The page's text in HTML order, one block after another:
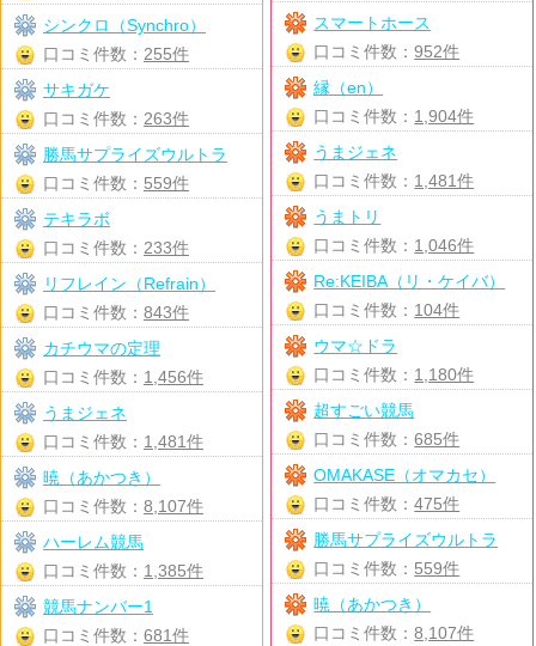
スマートホース
口コミ件数：952件
縁（en）
口コミ件数： 1,904件
うまジェネ
口コミ件数： 1,481件
うまトリ
口コミ件数： 1,046件
Re:KEIBA（リ・ケイバ）
口コミ件数： 104件
ウマ☆ドラ
口コミ件数： 1,180件
超すごい競馬
口コミ件数：685件
OMAKASE（オマカセ）
口コミ件数：475件
勝馬サプライズウルトラ
口コミ件数： 559件
暁（あかつき）
口コミ件数：8,107件
シンクロ（Synchro）
口コミ件数： 255件
サキガケ
口コミ件数： 263件
勝馬サプライズウルトラ
口コミ件数： 559件
テキラボ
口コミ件数： 233件
リフレイン（Refrain）
口コミ件数： 843件
カチウマの定理
口コミ件数： 1,456件
うまジェネ
口コミ件数： 1,481件
暁（あかつき）
口コミ件数： 8,107件
ハーレム競馬
口コミ件数： 1,385件
競馬ナンバー1
口コミ件数： 681件